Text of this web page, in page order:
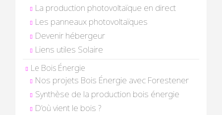
La production photovoltaïque en direct
Les panneaux photovoltaïques
Devenir hébergeur
Liens utiles Solaire
Le Bois Énergie
Nos projets Bois Énergie avec Forestener
Synthèse de la production bois énergie
D’où vient le bois ?